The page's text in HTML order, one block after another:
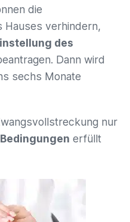
die
Hauses verhindern,
des
Dann wird
sechs Monate
nur
Bedingungen erfüllt